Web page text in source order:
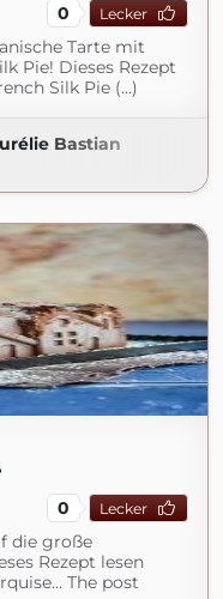
0 Lecker
Tarte mit
Pie! Dieses Rezept
Silk Pie (...)
Bastian
0 Lecker
die große
Rezept lesen
The post